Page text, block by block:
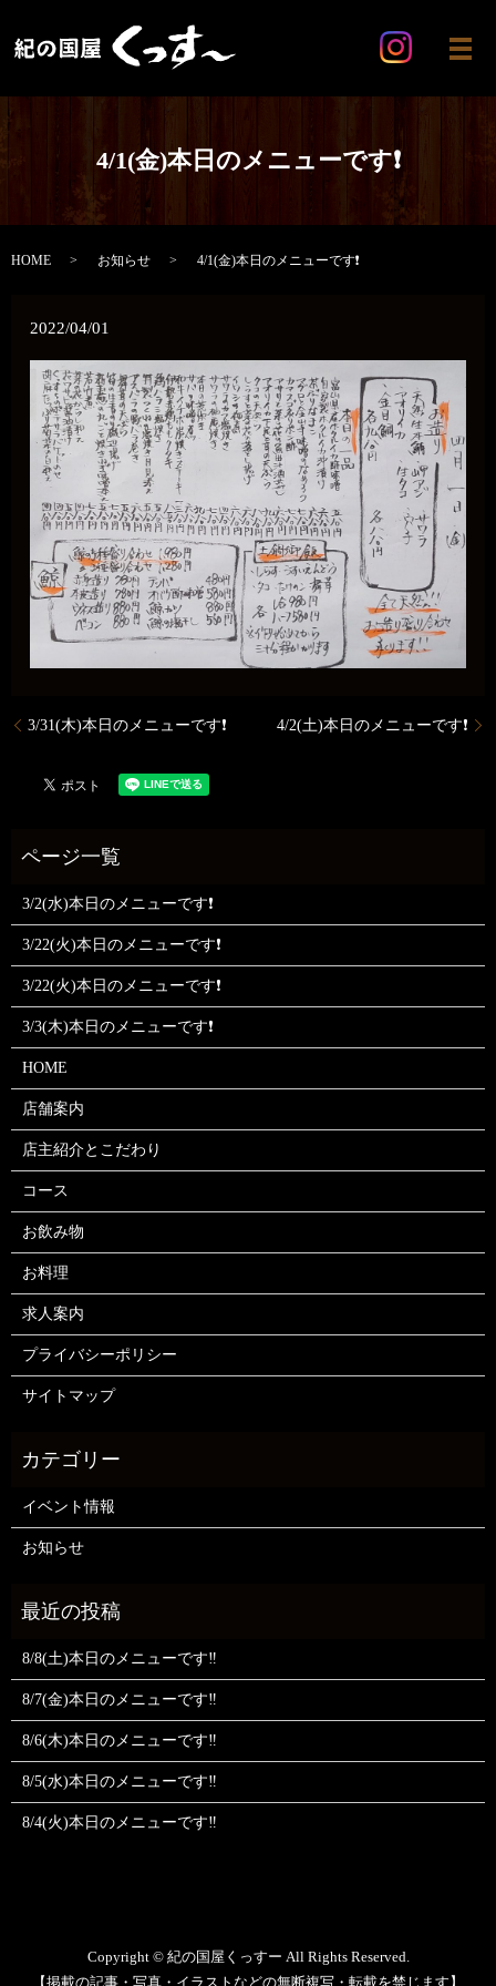
メ
4/1(金)本日のメニューです❗
HOME お知らせ 4/1(金)本日のメニューです❗
2022/04/01
3/31(木)本日のメニューです❗ 4/2(土)本日のメニューです❗
3/2(水)本日のメニューです❗
3/22(火)本日のメニューです❗
3/22(火)本日のメニューです❗
3/3(木)本日のメニューです❗
HOME
店舗案内
店主紹介とこだわり
コース
お飲み物
お料理
求人案内
プライバシーポリシー
サイトマップ
イベント情報
お知らせ
8/8(土)本日のメニューです‼️
8/7(金)本日のメニューです‼️
8/6(木)本日のメニューです‼️
8/5(水)本日のメニューです‼️
8/4(火)本日のメニューです‼️
Copyright © 紀の国屋くっすー All Rights Reserved.
【掲載の記事・写真・イラストなどの無断複写・転載を禁じます】